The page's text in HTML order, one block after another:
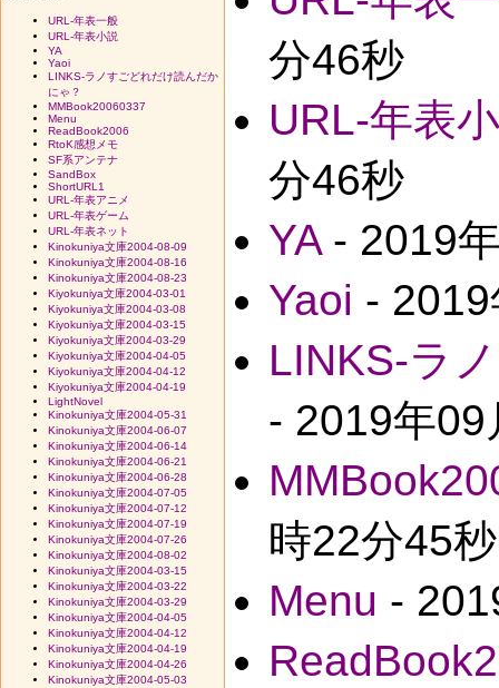
分46秒
URL-年表
分46秒
YA- 2019
Yaoi -
LINKS-ラ
- 2019年
時22分45秒
Menu -
URL-年表一般
URL-年表小説
YA
Yaoi
LINKS-ラノすごどれだけ読んだか
にゃ？
MMBook20060337
Menu
ReadBook2006
RtoK感想メモ
SF系アンテナ
SandBox
ShortURL1
URL-年表アニメ
URL-年表ゲーム
URL-年表ネット
Kinokuniya文庫2004-08-09
Kinokuniya文庫2004-08-16
Kinokuniya文庫2004-08-23
Kiyokuniya文庫2004-03-01
Kiyokuniya文庫2004-03-08
Kiyokuniya文庫2004-03-15
Kiyokuniya文庫2004-03-29
Kiyokuniya文庫2004-04-05
Kiyokuniya文庫2004-04-12
Kiyokuniya文庫2004-04-19
LightNovel
Kinokuniya文庫2004-05-31
Kinokuniya文庫2004-06-07
Kinokuniya文庫2004-06-14
Kinokuniya文庫2004-06-21
Kinokuniya文庫2004-06-28
Kinokuniya文庫2004-07-05
Kinokuniya文庫2004-07-12
Kinokuniya文庫2004-07-19
Kinokuniya文庫2004-07-26
Kinokuniya文庫2004-08-02
Kinokuniya文庫2004-03-15
Kinokuniya文庫2004-03-22
Kinokuniya文庫2004-03-29
Kinokuniya文庫2004-04-05
Kinokuniya文庫2004-04-12
Kinokuniya文庫2004-04-19
Kinokuniya文庫2004-04-26
Kinokuniya文庫2004-05-03